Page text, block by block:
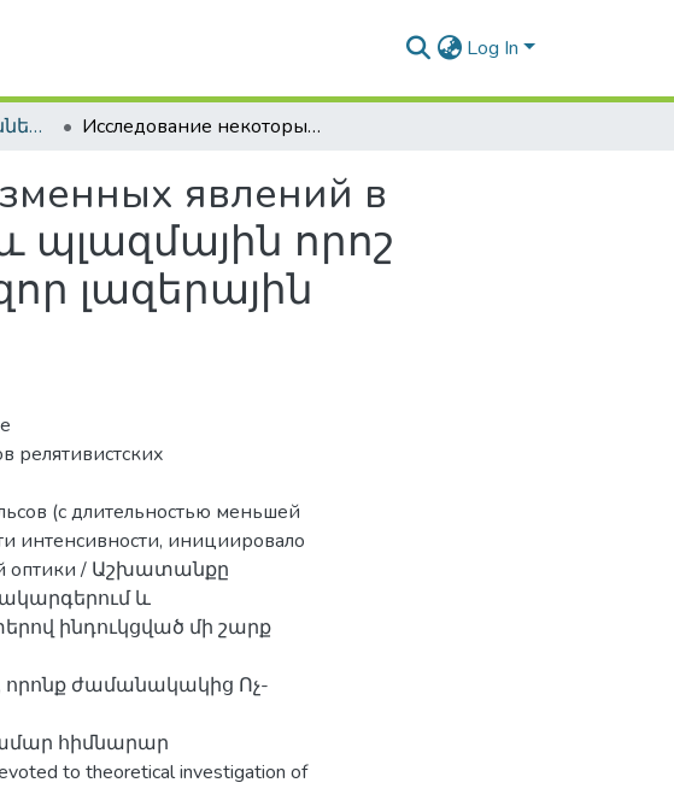
Log In
Ատենախոսություններ և սեղմագրեր / Theses & Abstracts Исследование некоторых атомных и плазменных явлений в мощных лазерных полях / Ատոմական և պլազմային որոշ երևույթների ուսումնասիրությունը հզոր լազերային դաշտերում
явлений в
պլազմային որոշ
լազերային
релятивистских
(с длительностью меньшей
инициировало
оптики / Աշխատանքը
և
ինդուկցված մի շարք
որոնք ժամանակակից Ոչ-
հիմնարար
to theoretical investigation of